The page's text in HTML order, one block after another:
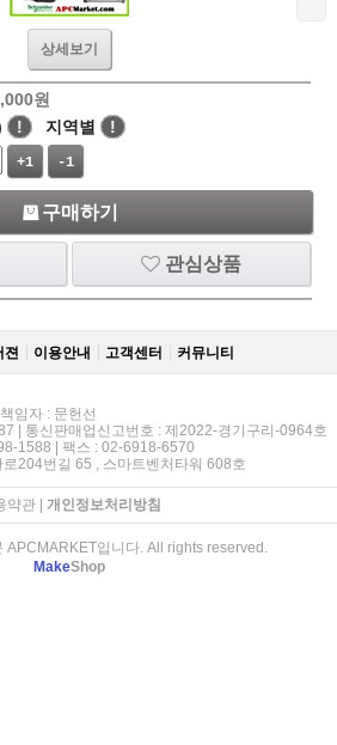
상세보기
원
! 지역별
!
+1 -1
구매하기
관심상품
젼 이용안내 고객센터 커뮤니티
임자 : 문헌선
| 통신판매업신고번호 : 제2022-경기구리-0964호
1588 | 팩스 : 02-6918-6570
204번길 65 , 스마트벤처타워 608호
약관| 개인정보처리방침
입니다. All rights reserved.
MakeShop